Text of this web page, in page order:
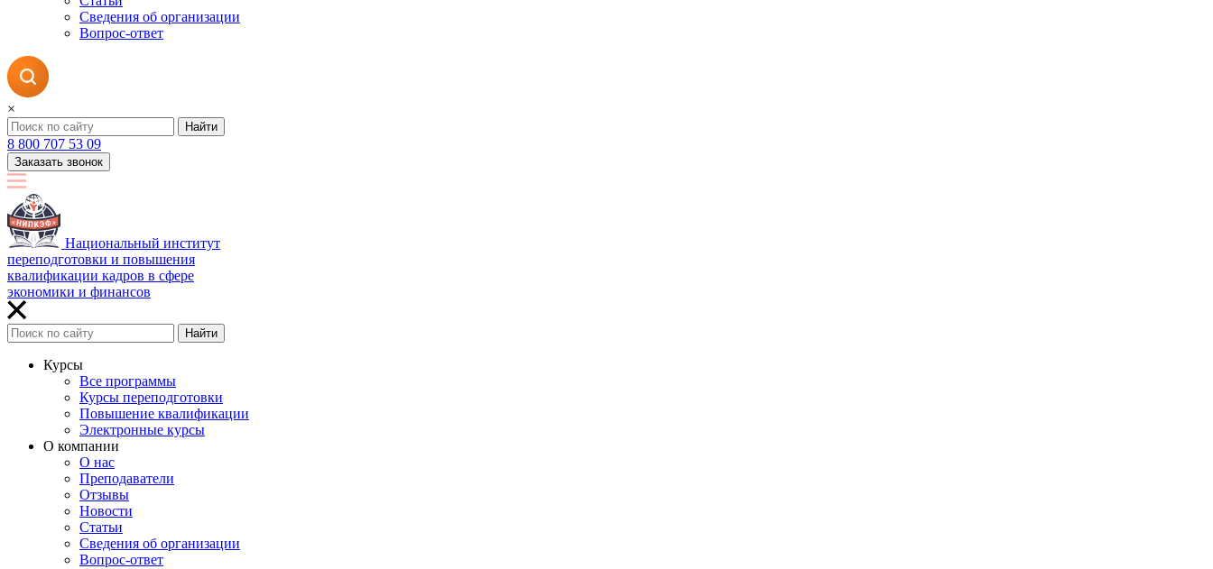
Сведения об организации
Вопрос-ответ
×
Найти
8 800 707 53 09
Заказать звонок
Национальный институт
переподготовки и повышения
квалификации кадров в сфере
экономики и финансов
Найти
Курсы
Все программы
Курсы переподготовки
Повышение квалификации
Электронные курсы
О компании
О нас
Преподаватели
Отзывы
Новости
Статьи
Сведения об организации
Вопрос-ответ